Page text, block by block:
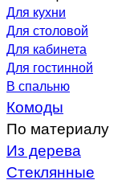
Для кухни
Для столовой
Для кабинета
Для гостинной
В спальню
Комоды
По материалу
Из дерева
Стеклянные